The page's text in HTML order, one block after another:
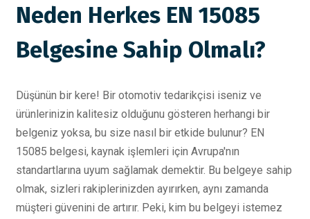
Neden Herkes EN 15085
Belgesine Sahip Olmalı?
Düşünün bir kere! Bir otomotiv tedarikçisi iseniz ve
ürünlerinizin kalitesiz olduğunu gösteren herhangi bir
belgeniz yoksa, bu size nasıl bir etkide bulunur? EN
15085 belgesi, kaynak işlemleri için Avrupa'nın
standartlarına uyum sağlamak demektir. Bu belgeye sahip
olmak, sizleri rakiplerinizden ayırırken, aynı zamanda
müşteri güvenini de artırır. Peki, kim bu belgeyi istemez